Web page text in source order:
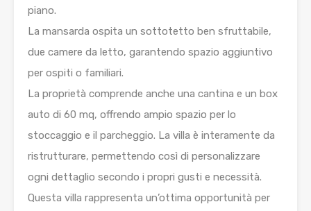
piano.
La mansarda ospita un sottotetto ben sfruttabile,
due camere da letto, garantendo spazio aggiuntivo
per ospiti o familiari.
La proprietà comprende anche una cantina e un box
auto di 60 mq, offrendo ampio spazio per lo
stoccaggio e il parcheggio. La villa è interamente da
ristrutturare, permettendo così di personalizzare
ogni dettaglio secondo i propri gusti e necessità.
Questa villa rappresenta un’ottima opportunità per